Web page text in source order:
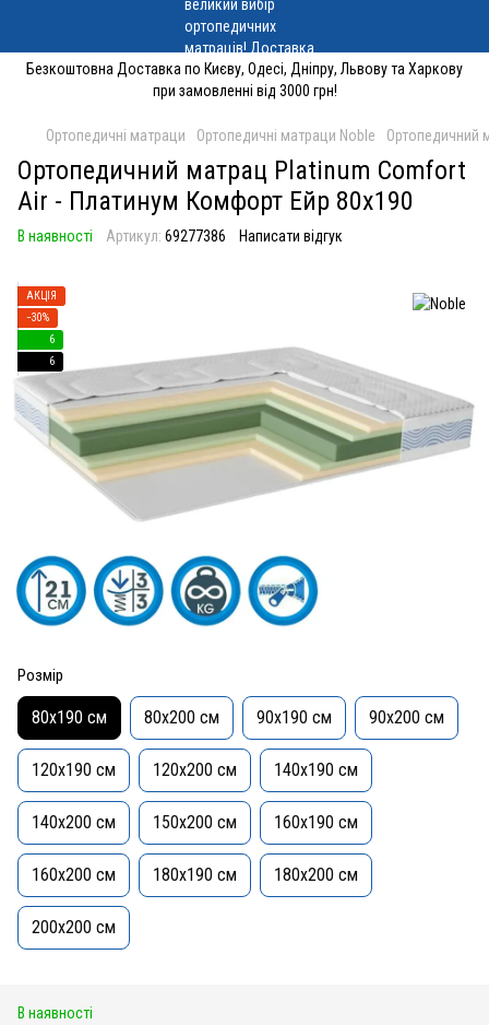
Безкоштовна Доставка по Києву, Одесі, Дніпру, Львову та Харкову
при замовленні від 3000 грн!
Ортопедичні матраци Ортопедичні матраци Noble Ортопедичний
Ортопедичний матрац Platinum Comfort
Air - Платинум Комфорт Ейр 80x190
В наявності Артикул: 69277386 Написати відгук
АКЦІЯ
−30%
6
6
Розмір
80x190 см 80x200 см 90x190 см 90x200 см
120x190 см 120x200 см 140x190 см
140x200 см 150x200 см 160x190 см
160x200 см 180x190 см 180x200 см
200x200 см
В наявності